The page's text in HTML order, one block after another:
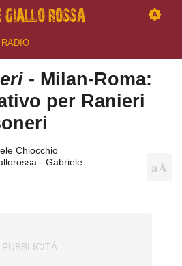
- Milan-Roma:
per Ranieri
Chiocchio
- Gabriele